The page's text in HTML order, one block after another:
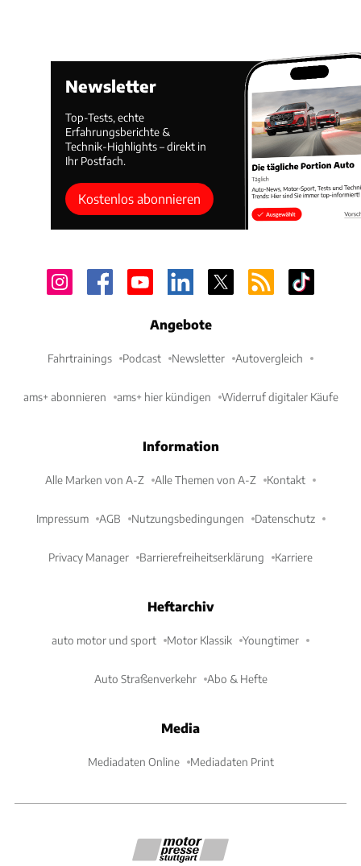
Newsletter
Top-Tests, echte
Erfahrungsberichte &
Technik-Highlights – direkt in
Ihr Postfach.
Kostenlos abonnieren
Angebote
Fahrtrainings Podcast Newsletter Autovergleich
ams+ abonnieren ams+ hier kündigen Widerruf digitaler Käufe
Information
Alle Marken von A-Z Alle Themen von A-Z Kontakt
Impressum AGB Nutzungsbedingungen Datenschutz
Privacy Manager Barrierefreiheitserklärung Karriere
Heftarchiv
auto motor und sport Motor Klassik Youngtimer
Auto Straßenverkehr Abo & Hefte
Media
Mediadaten Online Mediadaten Print